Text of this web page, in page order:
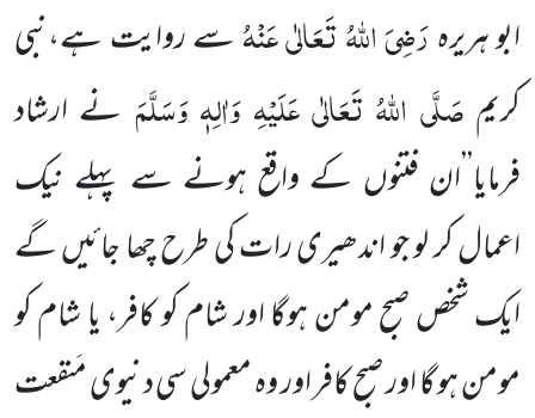
ابو ہریرہرَضِیَ اللہُ تَعَالٰی عَنْہُسے روایت ہے،نبی
کریم صَلَّی اللہُ تَعَالٰی عَلَیْہِ وَاٰلِہٖ وَسَلَّمَ نے ارشاد
فرمایا’’ان فتنوں کے واقع ہونے سے پہلے نیک
اعمال کر لو جو اندھیری رات کی طرح چھا جائیں گے
ایک شخص صبح مومن ہوگا اور شام کو کافر، یا شام کو
مومن ہو گا اور صبح کافر اور وہ معمولی سی دنیوی مَنفعت